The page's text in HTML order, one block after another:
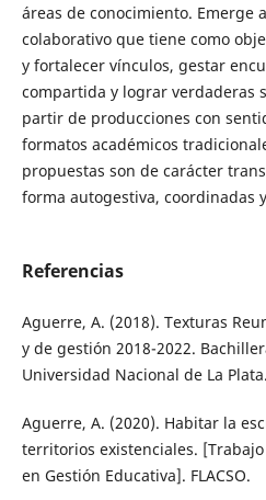
áreas de conocimiento. Emerge
colaborativo que tiene como
y fortalecer vínculos, gestar
compartida y lograr verdaderas
partir de producciones con
formatos académicos
propuestas son de carácter
forma autogestiva, coordinadas
Referencias
Aguerre, A. (2018). Texturas
y de gestión 2018-2022.
Universidad Nacional de La Plata.
Aguerre, A. (2020). Habitar la
territorios existenciales.
en Gestión Educativa]. FLACSO.